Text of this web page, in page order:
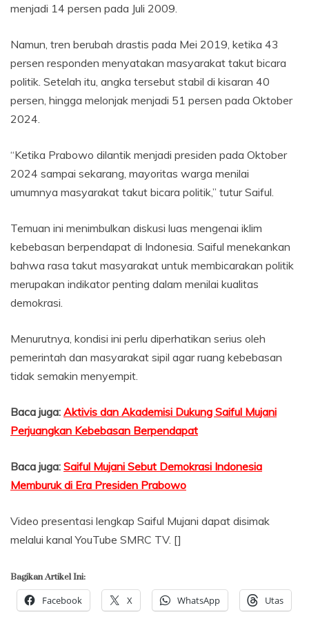
menjadi 14 persen pada Juli 2009.
Namun, tren berubah drastis pada Mei 2019, ketika 43
persen responden menyatakan masyarakat takut bicara
politik. Setelah itu, angka tersebut stabil di kisaran 40
persen, hingga melonjak menjadi 51 persen pada Oktober
2024.
“Ketika Prabowo dilantik menjadi presiden pada Oktober
2024 sampai sekarang, mayoritas warga menilai
umumnya masyarakat takut bicara politik,” tutur Saiful.
Temuan ini menimbulkan diskusi luas mengenai iklim
kebebasan berpendapat di Indonesia. Saiful menekankan
bahwa rasa takut masyarakat untuk membicarakan politik
merupakan indikator penting dalam menilai kualitas
demokrasi.
Menurutnya, kondisi ini perlu diperhatikan serius oleh
pemerintah dan masyarakat sipil agar ruang kebebasan
tidak semakin menyempit.
Baca juga: Aktivis dan Akademisi Dukung Saiful Mujani
Perjuangkan Kebebasan Berpendapat
Baca juga: Saiful Mujani Sebut Demokrasi Indonesia
Memburuk di Era Presiden Prabowo
Video presentasi lengkap Saiful Mujani dapat disimak
melalui kanal YouTube SMRC TV. []
Bagikan Artikel Ini:
Facebook X WhatsApp Utas